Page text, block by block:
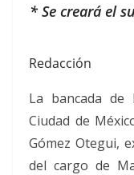
* Se creará el
Redacción
La bancada
Ciudad de
Gómez Otegui,
del cargo de